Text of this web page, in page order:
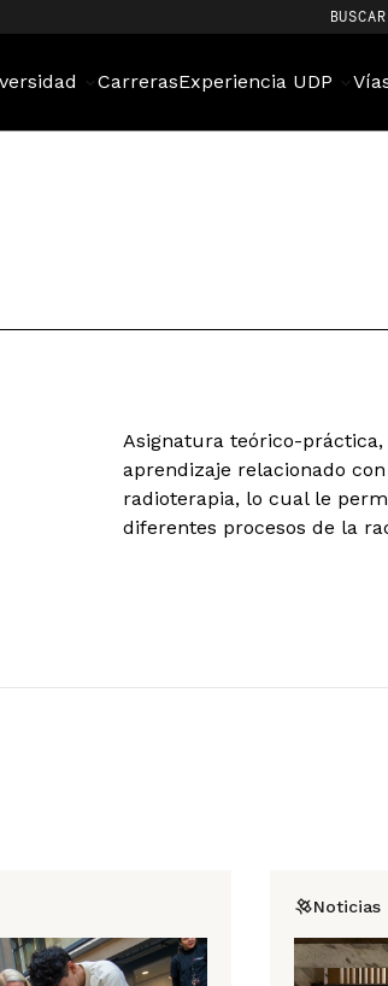
BUSCAR
CarrerasExperiencia UDP
Asignatura teórico-
aprendizaje relacionado
radioterapia, lo cual le
diferentes procesos de la
Noticias